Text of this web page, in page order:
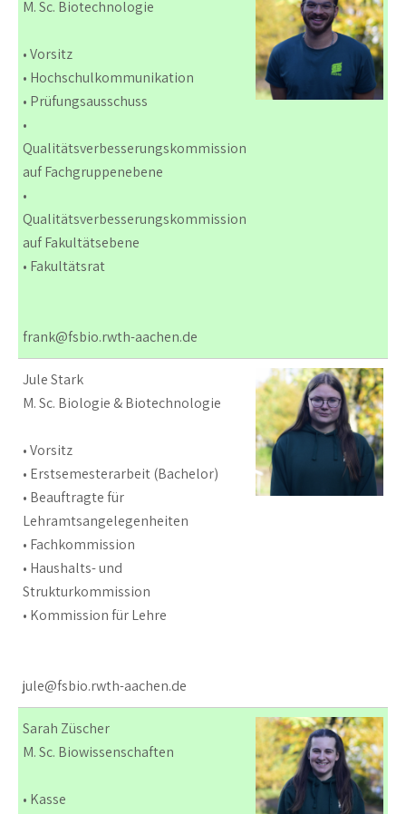
M. Sc. Biotechnologie
• Vorsitz
• Hochschulkommunikation
• Prüfungsausschuss
•
Qualitätsverbesserungskommission
auf Fachgruppenebene
•
Qualitätsverbesserungskommission
auf Fakultätsebene
• Fakultätsrat
frank@fsbio.rwth-aachen.de
Jule Stark
M. Sc. Biologie & Biotechnologie
• Vorsitz
• Erstsemesterarbeit (Bachelor)
• Beauftragte für
Lehramtsangelegenheiten
• Fachkommission
• Haushalts- und
Strukturkommission
• Kommission für Lehre
jule@fsbio.rwth-aachen.de
Sarah Züscher
M. Sc. Biowissenschaften
• Kasse